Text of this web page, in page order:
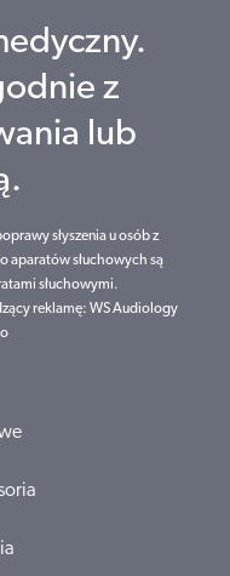
z
lub
słyszenia u osób z
aparatów słuchowych są
słuchowymi.
reklamę: WS Audiology